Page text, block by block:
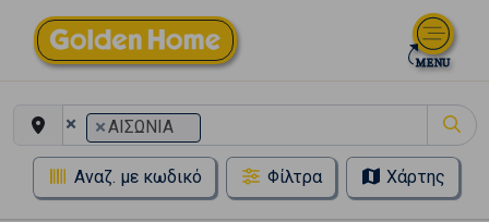
× ×ΑΙΣΩΝΙΑ
Αναζ. με κωδικό Φίλτρα Χάρτης